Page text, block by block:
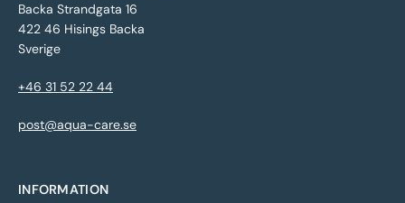
Backa Strandgata 16
422 46 Hisings Backa
Sverige
+46 31 52 22 44
post@aqua-care.se
INFORMATION